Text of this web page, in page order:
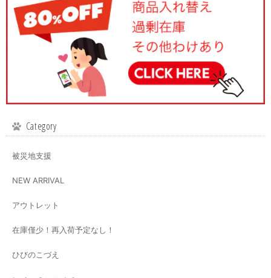
Category
被災地支援
NEW ARRIVAL
アウトレット
在庫僅少！再入荷予定なし！
ひびのこづえ